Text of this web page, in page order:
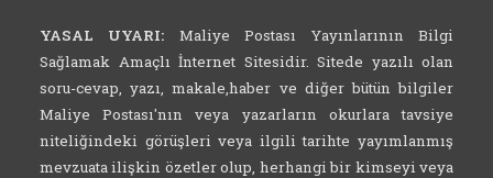
YASAL UYARI: Maliye Postası Yayınlarının Bilgi
Sağlamak Amaçlı İnternet Sitesidir. Sitede yazılı olan
soru-cevap, yazı, makale,haber ve diğer bütün bilgiler
Maliye Postası'nın veya yazarların okurlara tavsiye
niteliğindeki görüşleri veya ilgili tarihte yayımlanmış
mevzuata ilişkin özetler olup, herhangi bir kimseyi veya